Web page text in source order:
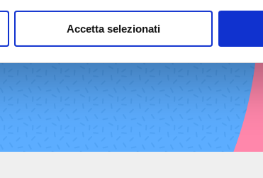
Accetta selezionati
a trovarci in negozio!